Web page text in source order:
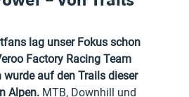
lag unser Fokus schon
Factory Racing Team
wurde auf den Trails dieser
Alpen. MTB, Downhill und